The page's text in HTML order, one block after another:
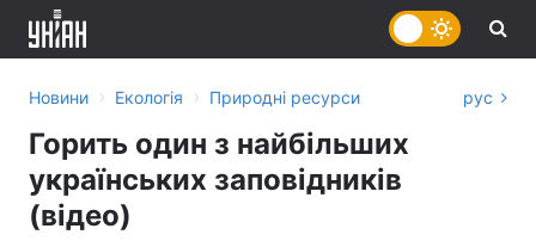
Новини › Екологія › Природні ресурси рус
Горить один з найбільших
українських заповідників
(відео)